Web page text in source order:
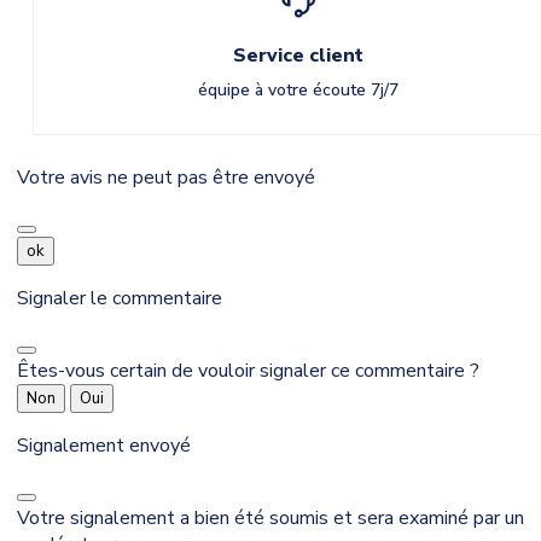
Service client
équipe à votre écoute 7j/7
Votre avis ne peut pas être envoyé
ok
Signaler le commentaire
Êtes-vous certain de vouloir signaler ce commentaire ?
Non Oui
Signalement envoyé
Votre signalement a bien été soumis et sera examiné par un